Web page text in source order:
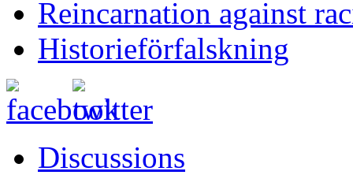
Reincarnation against
Historieförfalskning
Discussions